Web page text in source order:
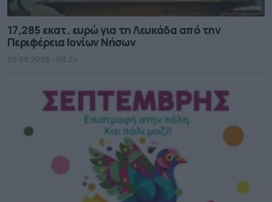
17,285 εκατ. ευρώ για τη Λευκάδα από την
Περιφέρεια Ιονίων Νήσων
09.08.2026 - 08.24